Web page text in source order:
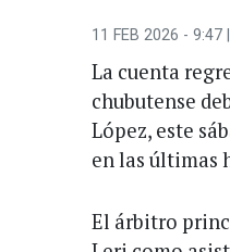
11 FEB 2026 - 9:47
La cuenta
chubutense
López, este
en las últimas
El árbitro